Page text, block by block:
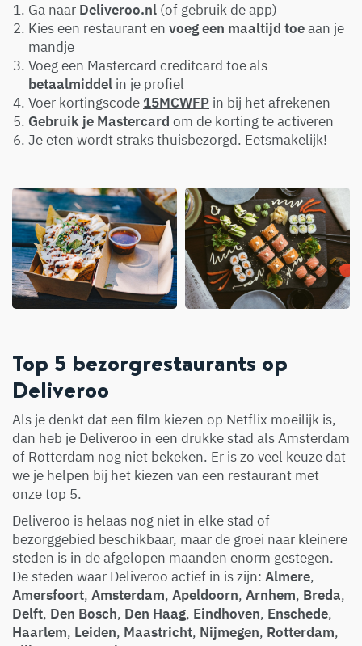
Ga naar Deliveroo.nl (of gebruik de app)
Kies een restaurant en voeg een maaltijd toeaan je
mandje
Voeg een Mastercard creditcard toe als
betaalmiddel in je profiel
Voer kortingscode 15MCWFP in bij het afrekenen
Gebruik je Mastercard om de korting te activeren
Je eten wordt straks thuisbezorgd. Eetsmakelijk!
Top 5 bezorgrestaurants op
Deliveroo
Als je denkt dat een film kiezen op Netflix moeilijk is,
dan heb je Deliveroo in een drukke stad als Amsterdam
of Rotterdam nog niet bekeken. Er is zo veel keuze dat
we je helpen bij het kiezen van een restaurant met
onze top 5.
Deliveroo is helaas nog niet in elke stad of
bezorggebied beschikbaar, maar de groei naar kleinere
steden is in de afgelopen maanden enorm gestegen.
De steden waar Deliveroo actief in is zijn: Almere,
Amersfoort, Amsterdam, Apeldoorn, Arnhem, Breda,
Delft, Den Bosch, Den Haag, Eindhoven, Enschede,
Haarlem, Leiden, Maastricht, Nijmegen, Rotterdam,